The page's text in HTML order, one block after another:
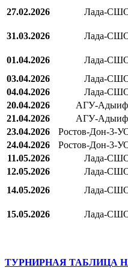
27.02.2026 Лада-
31.03.2026 Лада-
01.04.2026 Лада-
03.04.2026
Лада-
04.04.2026
Лада-
20.04.2026
АГУ-
21.04.2026
АГУ-
23.04.2026
Ростов-Дон-3-
24.04.2026
Ростов-Дон-3-
11.05.2026
Лада-
12.05.2026
Лада-
14.05.2026
Лада-
15.05.2026 Лада-
ТУРНИРНАЯ ТАБЛИЦА